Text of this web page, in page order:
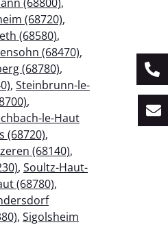
(68720),
(68580),
(68470),
(68780),
, Steinbrunn-le-
,
le-Haut
(68720),
(68140),
, Soultz-Haut-
(68780),
, Sigolsheim